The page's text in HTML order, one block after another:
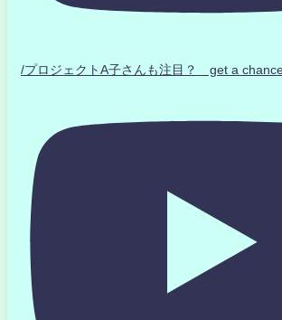
/プロジェクトA子さんも注目？ get a